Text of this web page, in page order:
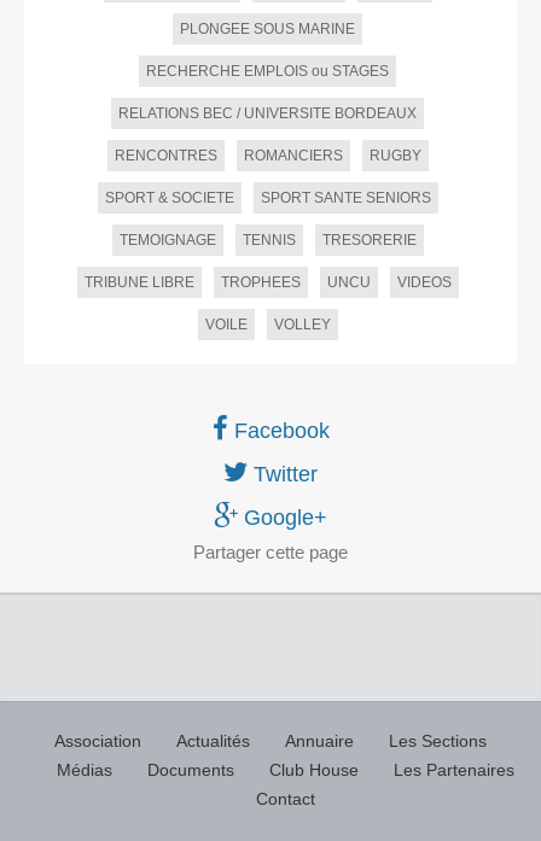
PLONGEE SOUS MARINE
RECHERCHE EMPLOIS ou STAGES
RELATIONS BEC / UNIVERSITE BORDEAUX
RENCONTRES ROMANCIERS RUGBY
SPORT & SOCIETE SPORT SANTE SENIORS
TEMOIGNAGE TENNIS TRESORERIE
TRIBUNE LIBRE TROPHEES UNCU VIDEOS
VOILE VOLLEY
Facebook
Twitter
Google+
Partager cette page
Association Actualités Annuaire
Les Sections
Médias
Documents Club House
Les Partenaires
Contact